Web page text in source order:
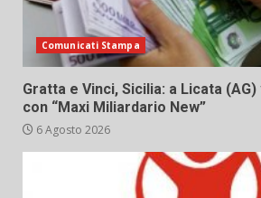
Comunicati Stampa
Gratta e Vinci, Sicilia: a Licata
con “Maxi Miliardario New”
6 Agosto 2026